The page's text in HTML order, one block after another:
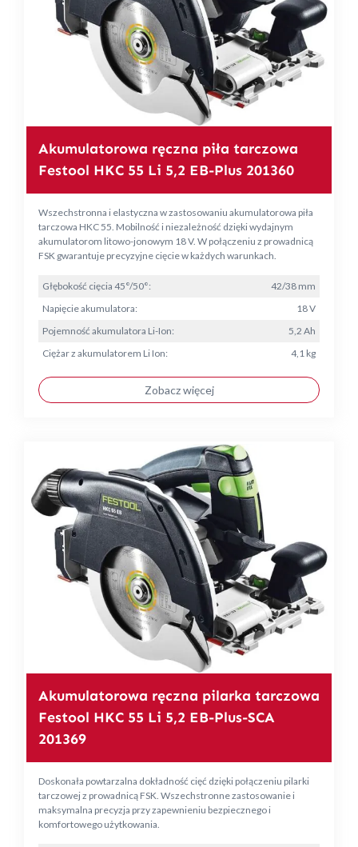
Akumulatorowa ręczna piła tarczowa
Festool HKC 55 Li 5,2 EB-Plus 201360
Wszechstronna i elastyczna w zastosowaniu akumulatorowa piła
tarczowa HKC 55. Mobilność i niezależność dzięki wydajnym
akumulatorom litowo-jonowym 18 V. W połączeniu z prowadnicą
FSK gwarantuje precyzyjne cięcie w każdych warunkach.
Głębokość cięcia 45°/50°:
42/38 mm
Napięcie akumulatora:
18 V
Pojemność akumulatora Li-Ion:
5,2 Ah
Ciężar z akumulatorem Li Ion:
4,1 kg
Zobacz więcej
Akumulatorowa ręczna pilarka tarczowa
Festool HKC 55 Li 5,2 EB-Plus-SCA
201369
Doskonała powtarzalna dokładność cięć dzięki połączeniu pilarki
tarczowej z prowadnicą FSK. Wszechstronne zastosowanie i
maksymalna precyzja przy zapewnieniu bezpiecznego i
komfortowego użytkowania.